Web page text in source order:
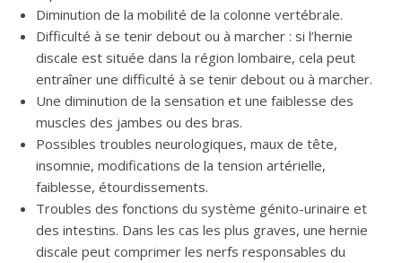
Diminution de la mobilité de la colonne vertébrale.
Difficulté à se tenir debout ou à marcher : si l’hernie
discale est située dans la région lombaire, cela peut
entraîner une difficulté à se tenir debout ou à marcher.
Une diminution de la sensation et une faiblesse des
muscles des jambes ou des bras.
Possibles troubles neurologiques, maux de tête,
insomnie, modifications de la tension artérielle,
faiblesse, étourdissements.
Troubles des fonctions du système génito-urinaire et
des intestins. Dans les cas les plus graves, une hernie
discale peut comprimer les nerfs responsables du